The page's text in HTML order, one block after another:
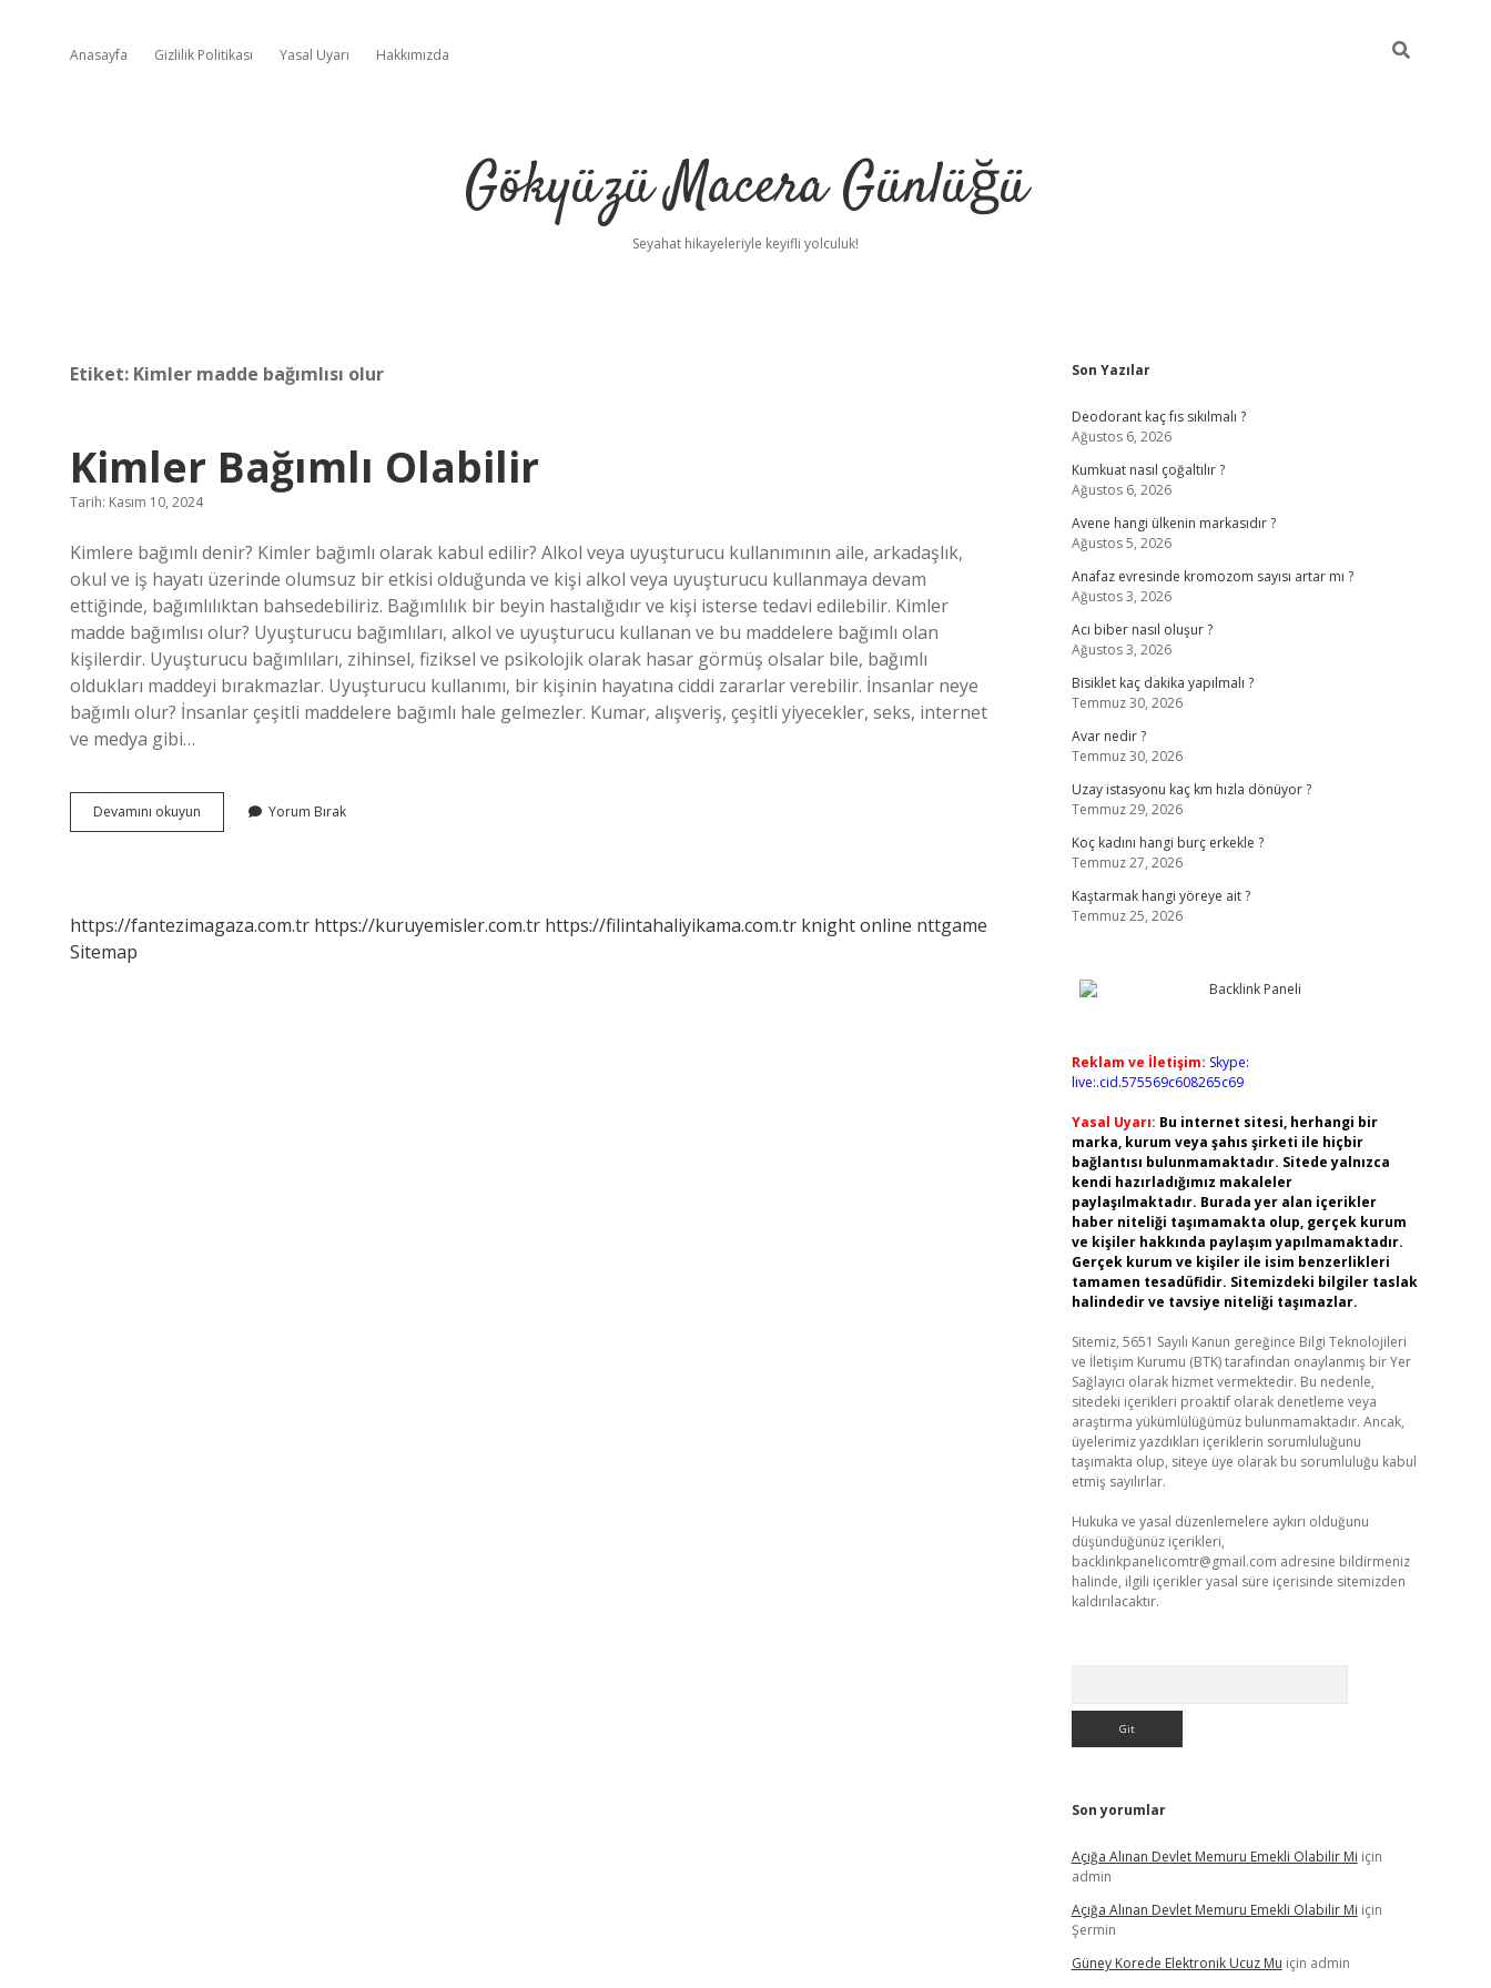
Anasayfa Gizlilik Politikası Yasal Uyarı Hakkımızda
Gökyüzü Macera Günlüğü
Seyahat hikayeleriyle keyifli yolculuk!
Etiket: Kimler madde bağımlısı olur
Kimler Bağımlı Olabilir
Tarih: Kasım 10, 2024
Kimlere bağımlı denir? Kimler bağımlı olarak kabul edilir? Alkol veya uyuşturucu kullanımının aile, arkadaşlık,
okul ve iş hayatı üzerinde olumsuz bir etkisi olduğunda ve kişi alkol veya uyuşturucu kullanmaya devam
ettiğinde, bağımlılıktan bahsedebiliriz. Bağımlılık bir beyin hastalığıdır ve kişi isterse tedavi edilebilir. Kimler
madde bağımlısı olur? Uyuşturucu bağımlıları, alkol ve uyuşturucu kullanan ve bu maddelere bağımlı olan
kişilerdir. Uyuşturucu bağımlıları, zihinsel, fiziksel ve psikolojik olarak hasar görmüş olsalar bile, bağımlı
oldukları maddeyi bırakmazlar. Uyuşturucu kullanımı, bir kişinin hayatına ciddi zararlar verebilir. İnsanlar neye
bağımlı olur? İnsanlar çeşitli maddelere bağımlı hale gelmezler. Kumar, alışveriş, çeşitli yiyecekler, seks, internet
ve medya gibi…
Devamını okuyun
Bağımlı
Yorum Bırak
https://fantezimagaza.com.tr https://kuruyemisler.com.tr https://filintahaliyikama.com.tr knight online nttgame
Sitemap
Sidebar
Son Yazılar
Deodorant kaç fıs sıkılmalı ?
Ağustos 6, 2026
Kumkuat nasıl çoğaltılır ?
Ağustos 6, 2026
Avene hangi ülkenin markasıdır ?
Ağustos 5, 2026
Anafaz evresinde kromozom sayısı artar mı ?
Ağustos 3, 2026
Acı biber nasıl oluşur ?
Ağustos 3, 2026
Bisiklet kaç dakika yapılmalı ?
Temmuz 30, 2026
Avar nedir ?
Temmuz 30, 2026
Uzay istasyonu kaç km hızla dönüyor ?
Temmuz 29, 2026
Koç kadını hangi burç erkekle ?
Temmuz 27, 2026
Kaştarmak hangi yöreye ait ?
Temmuz 25, 2026
Reklam ve İletişim: Skype:
live:.cid.575569c608265c69
Yasal Uyarı: Bu internet sitesi, herhangi bir
marka, kurum veya şahıs şirketi ile hiçbir
bağlantısı bulunmamaktadır. Sitede yalnızca
kendi hazırladığımız makaleler
paylaşılmaktadır. Burada yer alan içerikler
haber niteliği taşımamakta olup, gerçek kurum
ve kişiler hakkında paylaşım yapılmamaktadır.
Gerçek kurum ve kişiler ile isim benzerlikleri
tamamen tesadüfidir. Sitemizdeki bilgiler taslak
halindedir ve tavsiye niteliği taşımazlar.
Sitemiz, 5651 Sayılı Kanun gereğince Bilgi Teknolojileri
ve İletişim Kurumu (BTK) tarafından onaylanmış bir Yer
Sağlayıcı olarak hizmet vermektedir. Bu nedenle,
sitedeki içerikleri proaktif olarak denetleme veya
araştırma yükümlülüğümüz bulunmamaktadır. Ancak,
üyelerimiz yazdıkları içeriklerin sorumluluğunu
taşımakta olup, siteye üye olarak bu sorumluluğu kabul
etmiş sayılırlar.
Hukuka ve yasal düzenlemelere aykırı olduğunu
düşündüğünüz içerikleri,
backlinkpanelicomtr@gmail.com adresine bildirmeniz
halinde, ilgili içerikler yasal süre içerisinde sitemizden
kaldırılacaktır.
Son yorumlar
Açığa Alınan Devlet Memuru Emekli Olabilir Mi için
admin
Açığa Alınan Devlet Memuru Emekli Olabilir Mi için
Şermin
Güney Korede Elektronik Ucuz Mu için admin